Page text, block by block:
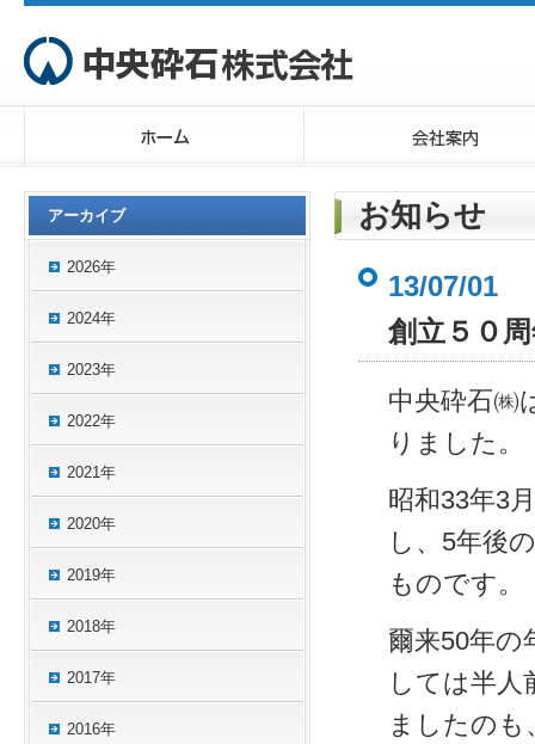
お知らせ
13/07/01
創立５０
中央砕石㈱
りました。
昭和33年3
し、5年後
ものです。
爾来50年の
しては半
ましたの
アーカイブ
2026年
2024年
2023年
2022年
2021年
2020年
2019年
2018年
2017年
2016年